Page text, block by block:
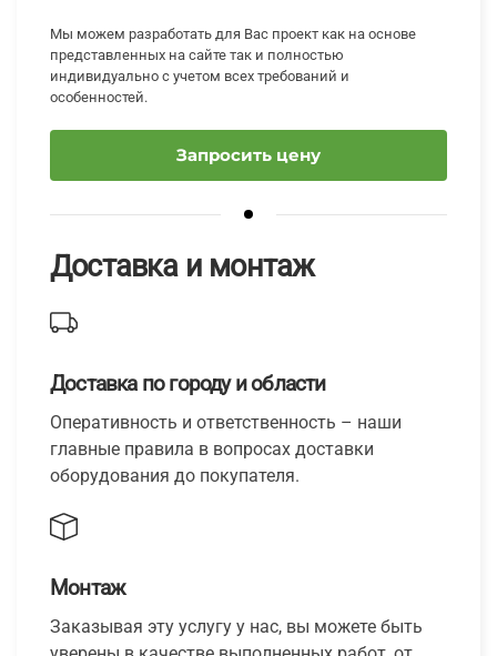
Мы можем разработать для Вас проект как на основе
представленных на сайте так и полностью
индивидуально с учетом всех требований и
особенностей.
Запросить цену
Доставка и монтаж
Доставка по городу и области
Оперативность и ответственность – наши
главные правила в вопросах доставки
оборудования до покупателя.
Монтаж
Заказывая эту услугу у нас, вы можете быть